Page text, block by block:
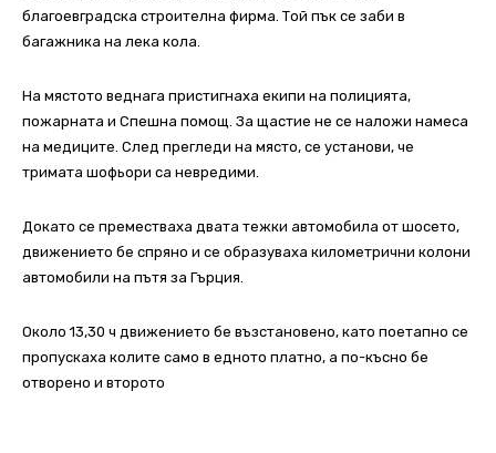
благоевградска строителна фирма. Той пък се заби в
багажника на лека кола.
На мястото веднага пристигнаха екипи на полицията,
пожарната и Спешна помощ. За щастие не се наложи намеса
на медиците. След прегледи на място, се установи, че
тримата шофьори са невредими.
Докато се преместваха двата тежки автомобила от шосето,
движението бе спряно и се образуваха километрични колони
автомобили на пътя за Гърция.
Около 13,30 ч движението бе възстановено, като поетапно се
пропускаха колите само в едното платно, а по-късно бе
отворено и второто